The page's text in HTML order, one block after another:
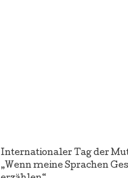
Internationaler Tag der
„Wenn meine Sprachen